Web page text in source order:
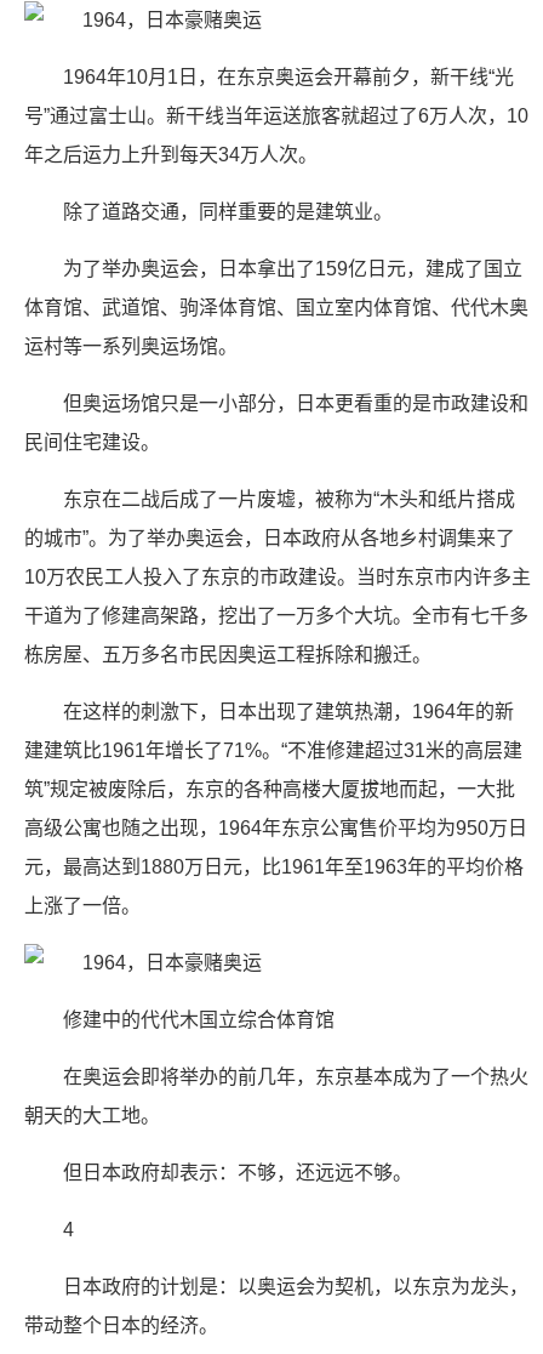
1964年10月1日，在东京奥运会开幕前夕，新干线“光
号”通过富士山。新干线当年运送旅客就超过了6万人次，10
年之后运力上升到每天34万人次。
除了道路交通，同样重要的是建筑业。
为了举办奥运会，日本拿出了159亿日元，建成了国立
体育馆、武道馆、驹泽体育馆、国立室内体育馆、代代木奥
运村等一系列奥运场馆。
但奥运场馆只是一小部分，日本更看重的是市政建设和
民间住宅建设。
东京在二战后成了一片废墟，被称为“木头和纸片搭成
的城市”。为了举办奥运会，日本政府从各地乡村调集来了
10万农民工人投入了东京的市政建设。当时东京市内许多主
干道为了修建高架路，挖出了一万多个大坑。全市有七千多
栋房屋、五万多名市民因奥运工程拆除和搬迁。
在这样的刺激下，日本出现了建筑热潮，1964年的新
建建筑比1961年增长了71%。“不准修建超过31米的高层建
筑”规定被废除后，东京的各种高楼大厦拔地而起，一大批
高级公寓也随之出现，1964年东京公寓售价平均为950万日
元，最高达到1880万日元，比1961年至1963年的平均价格
上涨了一倍。
修建中的代代木国立综合体育馆
在奥运会即将举办的前几年，东京基本成为了一个热火
朝天的大工地。
但日本政府却表示：不够，还远远不够。
4
日本政府的计划是：以奥运会为契机，以东京为龙头，
带动整个日本的经济。